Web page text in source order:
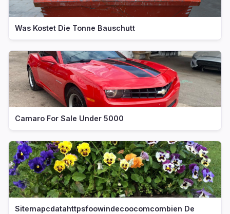
Was Kostet Die Tonne Bauschutt
Camaro For Sale Under 5000
Sitemapcdatahttpsfoowindecoocomcombien De